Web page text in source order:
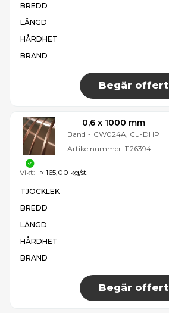
BREDD
LÄNGD
HÅRDHET
BRAND
Begär offert
0,6 x 1000 mm
Band - CW024A, Cu-DHP
Artikelnummer: 1126394
TJOCKLEK
BREDD
LÄNGD
HÅRDHET
BRAND
Begär offert
Vikt: ≈ 165,00 kg/st